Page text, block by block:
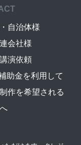
自治体様
会社様
演依頼
助金を利用して
作を希望される